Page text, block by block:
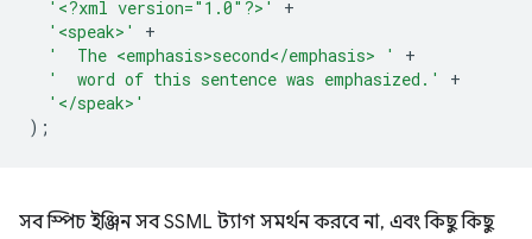
'<?xml version="1.0"?>'
+
'<speak>'
+
'  The <emphasis>second</emphasis> '
+
'  word of this sentence was emphasized.'
+
'</speak>'
);
সব স্পিচ ইঞ্জিন সব SSML ট্যাগ সমর্থন করবে না, এবং কিছু কিছু